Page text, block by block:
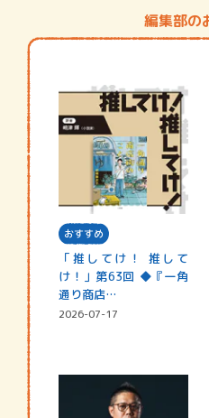
編集部の
おすすめ
「推してけ！ 推して
け！」第63回 ◆『一角
通り商店…
2026-07-17